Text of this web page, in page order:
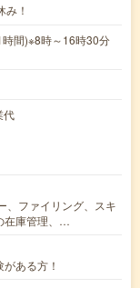
！
間)※8時～16時30分
代
、ファイリング、スキ
在庫管理、…
ある方！